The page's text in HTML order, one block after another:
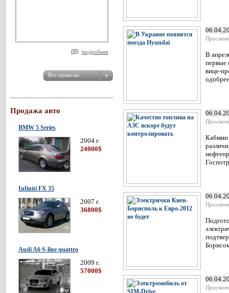
подробнее
Продажа авто
BMW 5 Series
2004 г.
24000$
Infiniti FX 35
2007 г.
36800$
Audi A6 S-line quattro
2009 г.
57000$
В
первые
вице-
Кабмин